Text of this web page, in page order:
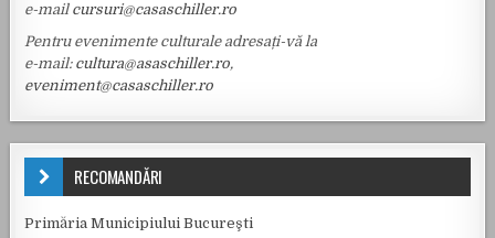
e-mail cursuri@casaschiller.ro
Pentru evenimente culturale adresați-vă la
e-mail: cultura@asaschiller.ro,
eveniment@casaschiller.ro
RECOMANDĂRI
Primăria Municipiului Bucureşti